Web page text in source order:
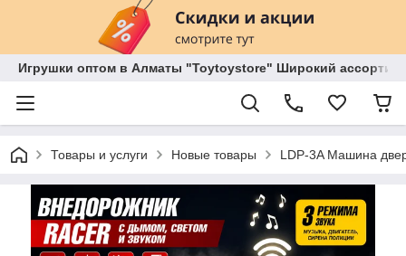
Игрушки оптом в Алматы "Toytoystore" Широкий
Товары и услуги Новые товары LDP-3A Машина